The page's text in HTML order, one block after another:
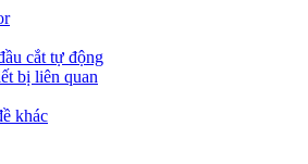
cắt tự động
bị liên quan
khác